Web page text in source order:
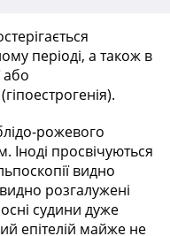
періоді, а також в
або
рожевого
Іноді просвічуються
видно
розгалужені
судини дуже
епітелій майже не